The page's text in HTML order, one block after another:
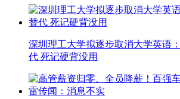
深圳理工大学拟逐步取消大学英语
代 死记硬背没用